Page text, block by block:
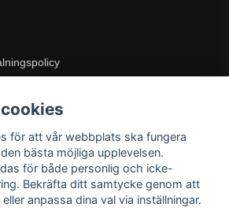
för att vår webbplats ska fungera
bästa möjliga upplevelsen.
för både personlig och icke-
Bekräfta ditt samtycke genom att
anpassa dina val via inställningar.